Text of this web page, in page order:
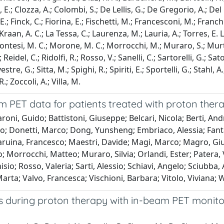
Clozza, A.; Colombi, S.; De Lellis, G.; De Gregorio, A.;
Finck, C.; Fiorina, E.; Fischetti, M.; Francesconi, M.;
A. C.; La Tessa, C.; Laurenza, M.; Lauria, A.; Torres,
M. C.; Morone, M. C.; Morrocchi, M.; Muraro, S.;
C.; Ridolfi, R.; Rosso, V.; Sanelli, C.; Sartorelli, G.;
G.; Sitta, M.; Spighi, R.; Spiriti, E.; Sportelli, G.; Stahl,
Zoccoli, A.; Villa, M.
PET data for patients treated with proton
Guido; Battistoni, Giuseppe; Belcari, Nicola; Berti,
Donetti, Marco; Dong, Yunsheng; Embriaco, Alessia;
Francesco; Maestri, Davide; Magi, Marco; Magro,
Matteo; Muraro, Silvia; Orlandi, Ester; Patera,
Rosso, Valeria; Sarti, Alessio; Schiavi, Angelo;
Valvo, Francesca; Vischioni, Barbara; Vitolo, Viviana;
proton therapy with in-beam PET